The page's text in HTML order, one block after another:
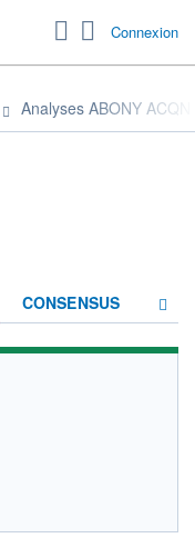
Connexion
Analyses ABONY
CONSENSUS